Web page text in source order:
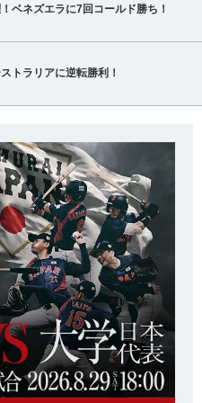
ベネズエラに7回コールド勝ち！
トラリアに逆転勝利！